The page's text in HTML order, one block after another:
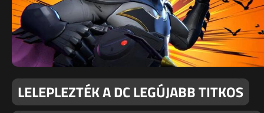
LELEPLEZTÉK A DC LEGÚJABB TITKOS